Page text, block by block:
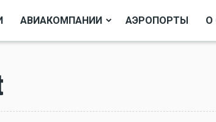
АВИАКОМПАНИИ АЭРОПОРТЫ О